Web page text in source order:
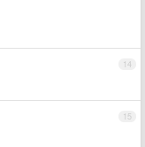
14
15